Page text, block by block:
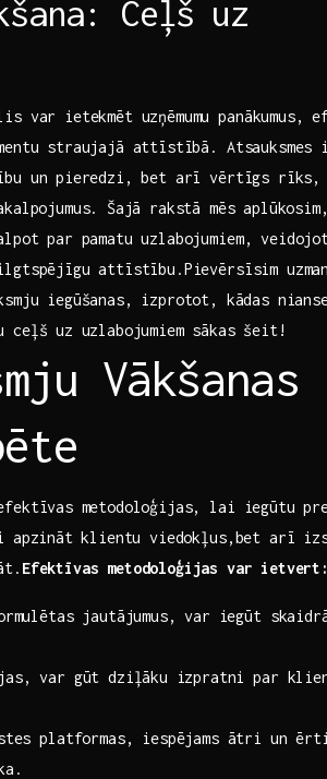
Ceļš ⁢uz
var ietekmēt​ uzņēmumu panākumus,
straujajā attīstībā. Atsauksmes
un ⁢pieredzi, bet ​arī‍ vērtīgs rīks,
Šajā rakstā ⁢mēs
par ​pamatu uzlabojumiem,
attīstību.Pievērsīsim
iegūšanas, ​izprotot, ⁣kādas
uz ⁢uzlabojumiem ⁤sākas šeit!
Vākšanas
⁣metodoloģijas, lai iegūtu
apzināt ⁣klientu viedokļus,bet arī
Efektīvas metodoloģijas⁢ var ietvert:
jautājumus,⁣ var iegūt
var gūt dziļāku ⁤izpratni ‌par
platformas, iespējams ātri⁤ un ērti